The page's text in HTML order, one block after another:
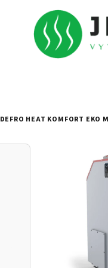
DEFRO HEAT KOMFORT EKO